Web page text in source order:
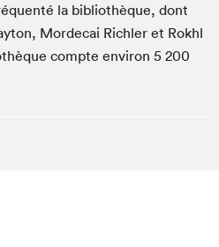
la bibliothèque, dont
Mordecai Richler et Rokhl
compte environ 5 200